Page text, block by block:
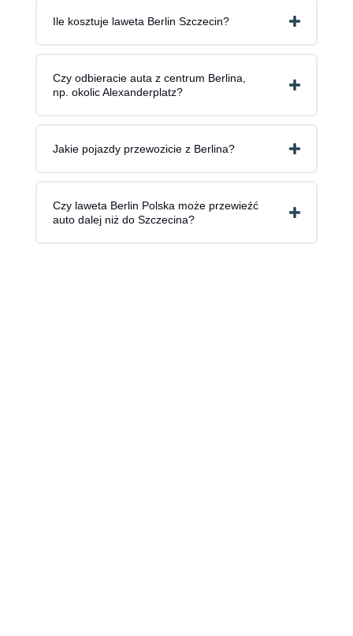
Ile kosztuje laweta Berlin Szczecin?
Czy odbieracie auta z centrum Berlina,
np. okolic Alexanderplatz?
Jakie pojazdy przewozicie z Berlina?
Czy laweta Berlin Polska może przewieźć
auto dalej niż do Szczecina?